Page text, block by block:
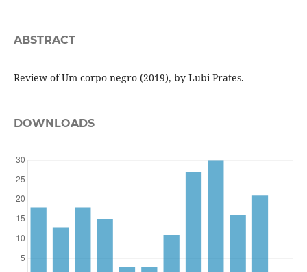
ABSTRACT
Review of Um corpo negro (2019), by Lubi Prates.
DOWNLOADS